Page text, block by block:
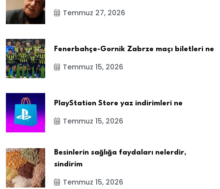
Temmuz 27, 2026
Fenerbahçe-Gornik Zabrze maçı biletleri ne
Temmuz 15, 2026
PlayStation Store yaz indirimleri ne
Temmuz 15, 2026
Besinlerin sağlığa faydaları nelerdir,
sindirim
Temmuz 15, 2026